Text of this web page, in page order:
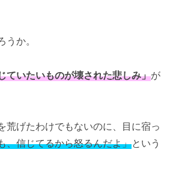
か。
ていたいものが壊された悲しみ」が
荒げたわけでもないのに、目に宿っ
、信じてるから怒るんだよ」という